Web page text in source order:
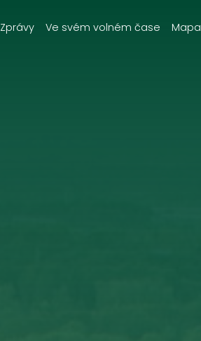
Zprávy Ve svém volném čase Mapa